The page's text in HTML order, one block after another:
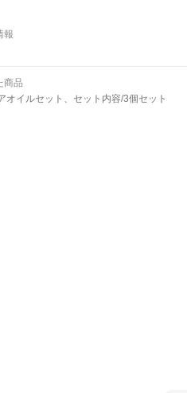
報
商品
オイルセット、セット内容/3個セット